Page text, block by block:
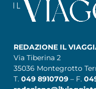
REDAZIONE IL
Via Tiberina 2
35036 Montegrotto
T. 049 8910709 – F.